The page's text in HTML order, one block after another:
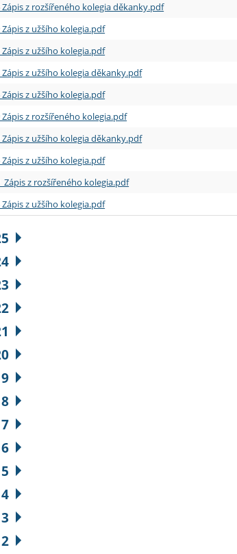
Zápis z rozšířeného kolegia děkanky.pdf
Zápis z užšího kolegia.pdf
Zápis z užšího kolegia.pdf
Zápis z užšího kolegia děkanky.pdf
Zápis z užšího kolegia.pdf
Zápis z rozšířeného kolegia.pdf
Zápis z užšího kolegia děkanky.pdf
Zápis z užšího kolegia.pdf
Zápis z rozšířeného kolegia.pdf
Zápis z užšího kolegia.pdf